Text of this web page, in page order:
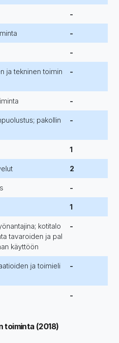
-
-
-
ja tekninen toimin
-
-
pakollin
-
1
2
-
1
kotitalo
tavaroiden ja pal
käyttöön
-
ja toimieli
-
-
toiminta (2018)